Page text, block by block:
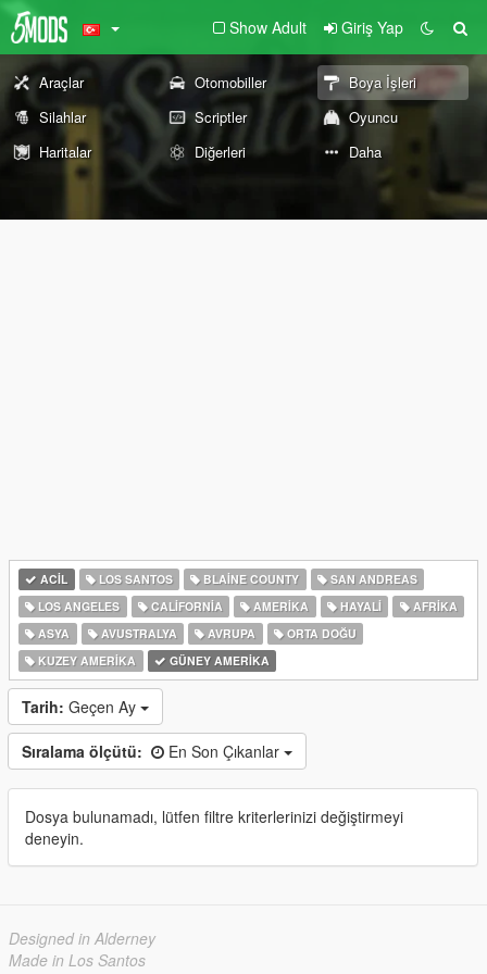
Show Adult Giriş Yap
Araçlar Otomobiller
Boya İşleri
Silahlar
Scriptler
Oyuncu
Haritalar
Diğerleri Daha
ACIL LOS SANTOS BLAINE COUNTY
SAN ANDREAS
LOS ANGELES
CALIFORNIA AMERIKA HAYALI
AFRIKA
ASYA
AVUSTRALYA AVRUPA
ORTA DOĞU
KUZEY AMERIKA
GÜNEY AMERIKA
Tarih: Geçen Ay
Sıralama ölçütü: En Son Çıkanlar
Dosya bulunamadı, lütfen filtre kriterlerinizi değiştirmeyi
deneyin.
Designed in Alderney
Made in Los Santos